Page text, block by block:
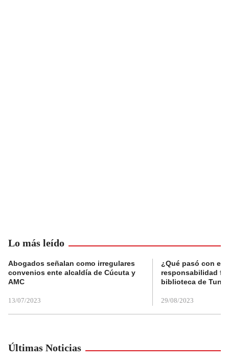
Lo más leído
Abogados señalan como irregulares
convenios ente alcaldía de Cúcuta y
AMC
13/07/2023
¿Qué pasó con el
responsabilidad
biblioteca de
29/08/2023
Últimas Noticias